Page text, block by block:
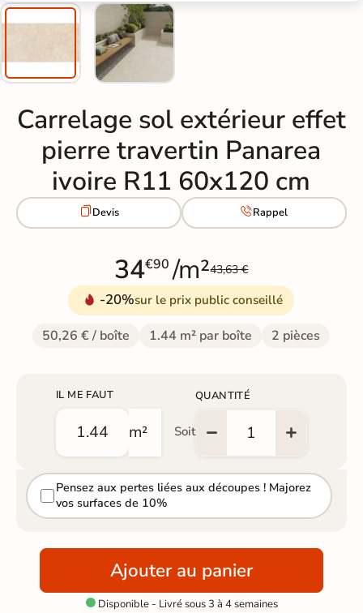
Carrelage sol extérieur effet
pierre travertin Panarea
ivoire R11 60x120 cm
Devis Rappel
34€90 /m²43,63 €
-20%sur le prix public conseillé
50,26 € / boîte 1.44 m² par boîte 2 pièces
IL ME FAUT
m² Soit
QUANTITÉ
Pensez aux pertes liées aux découpes ! Majorez
vos surfaces de 10%
Ajouter au panier
Disponible - Livré sous 3 à 4 semaines